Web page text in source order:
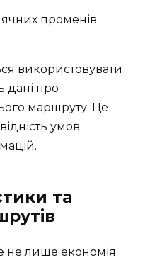
променів.
використовувати
дані про
маршруту. Це
умов
та
не лише економія